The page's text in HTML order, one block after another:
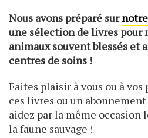
Nous avons préparé sur
une sélection de livres pour
animaux souvent blessés et
centres de soins !
Faites plaisir à vous ou à vos
ces livres ou un
aidez par la même occasion
la faune sauvage !